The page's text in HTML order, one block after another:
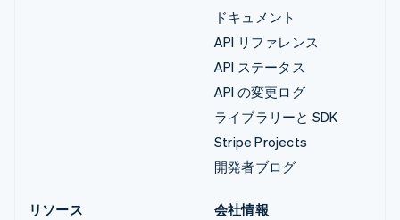
ドキュメント
API リファレンス
API ステータス
API の変更ログ
ライブラリーと SDK
Stripe Projects
開発者ブログ
リソース
会社情報